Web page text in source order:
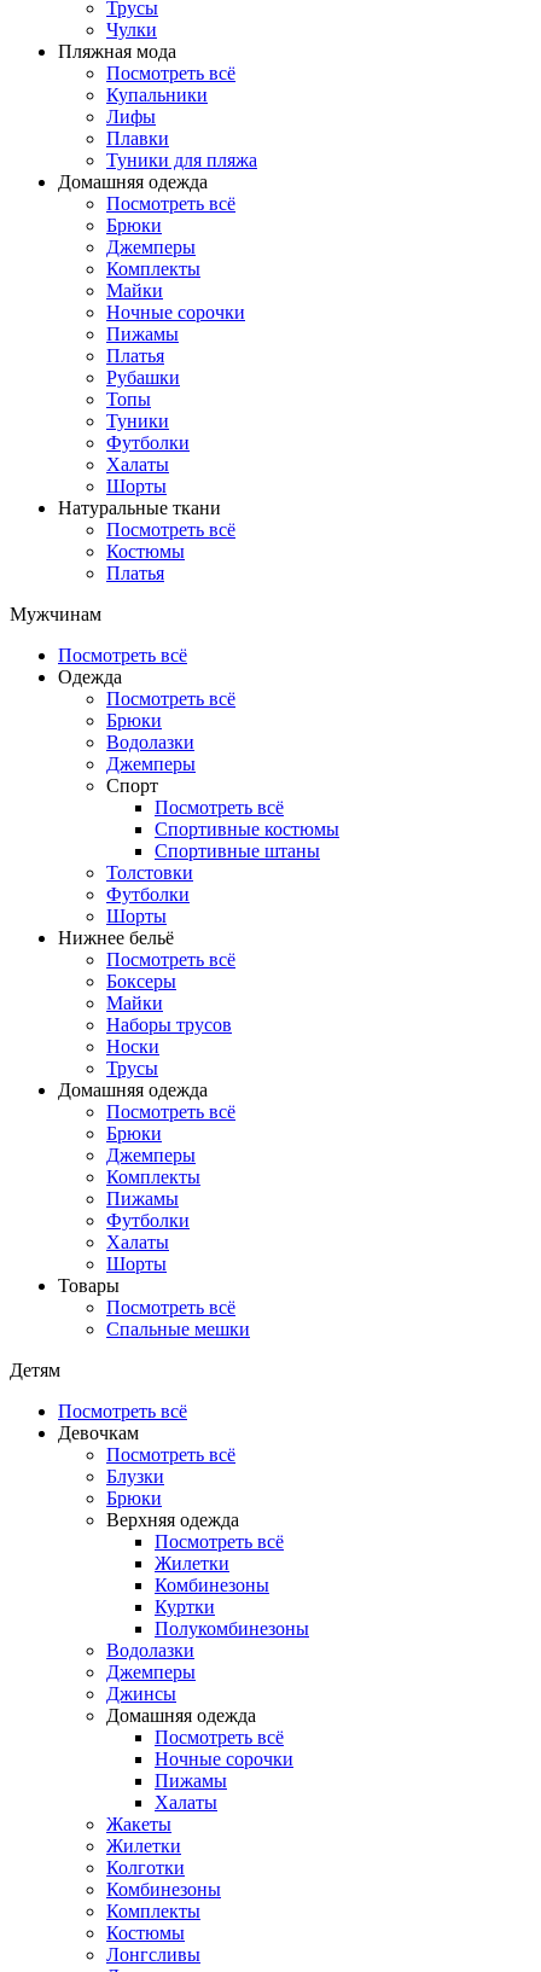
Трусы
Чулки
Пляжная мода
Посмотреть всё
Купальники
Лифы
Плавки
Туники для пляжа
Домашняя одежда
Посмотреть всё
Брюки
Джемперы
Комплекты
Майки
Ночные сорочки
Пижамы
Платья
Рубашки
Топы
Туники
Футболки
Халаты
Шорты
Натуральные ткани
Посмотреть всё
Костюмы
Платья
Мужчинам
Посмотреть всё
Одежда
Посмотреть всё
Брюки
Водолазки
Джемперы
Спорт
Посмотреть всё
Спортивные костюмы
Спортивные штаны
Толстовки
Футболки
Шорты
Нижнее бельё
Посмотреть всё
Боксеры
Майки
Наборы трусов
Носки
Трусы
Домашняя одежда
Посмотреть всё
Брюки
Джемперы
Комплекты
Пижамы
Футболки
Халаты
Шорты
Товары
Посмотреть всё
Спальные мешки
Детям
Посмотреть всё
Девочкам
Посмотреть всё
Блузки
Брюки
Верхняя одежда
Посмотреть всё
Жилетки
Комбинезоны
Куртки
Полукомбинезоны
Водолазки
Джемперы
Джинсы
Домашняя одежда
Посмотреть всё
Ночные сорочки
Пижамы
Халаты
Жакеты
Жилетки
Колготки
Комбинезоны
Комплекты
Костюмы
Лонгсливы